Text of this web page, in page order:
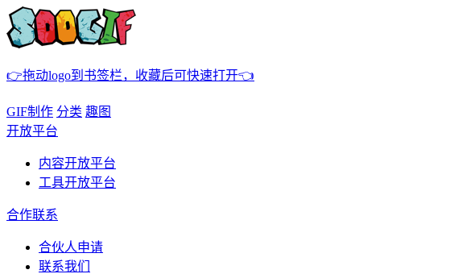
👉拖动logo到书签栏，收藏后可快速打开👈
GIF制作 分类 趣图
开放平台
内容开放平台
工具开放平台
合作联系
合伙人申请
联系我们